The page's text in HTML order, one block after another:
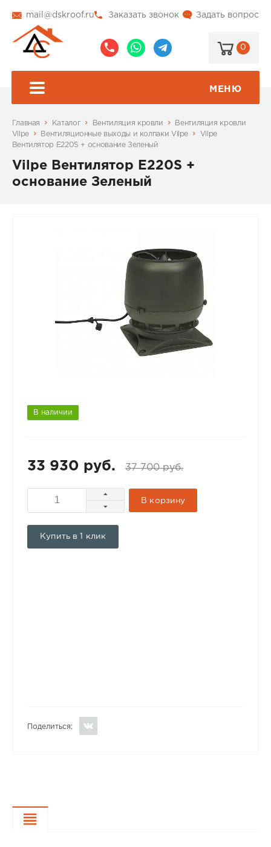
mail@dskroof.ru Задать вопрос
Заказать звонок
0
МЕНЮ
Главная Каталог Вентиляция кровли
Вентиляция кровли
Vilpe
Вентиляционные выходы и колпаки Vilpe
Vilpe
Вентилятор E220S + основание Зеленый
Vilpe Вентилятор E220S +
основание Зеленый
В наличии
33 930 руб. 37 700 руб.
В корзину
Купить в 1 клик
Поделиться: